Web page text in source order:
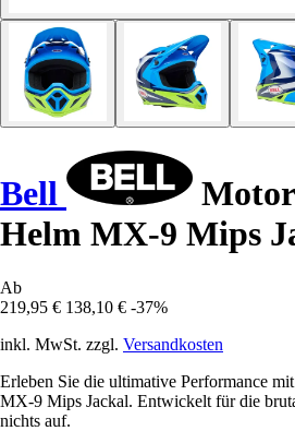
Bell
Helm MX-9 Mips
Ab
219,95 € 138,10 € -37%
inkl. MwSt. zzgl. Versandkosten
Erleben Sie die ultimative Performance
MX-9 Mips Jackal. Entwickelt für die
nichts auf.